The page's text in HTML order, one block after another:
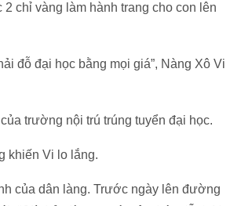
chỉ vàng làm hành trang cho con lên
đỗ đại học bằng mọi giá”, Nàng Xô Vi
trường nội trú trúng tuyển đại học.
khiến Vi lo lắng.
của dân làng. Trước ngày lên đường